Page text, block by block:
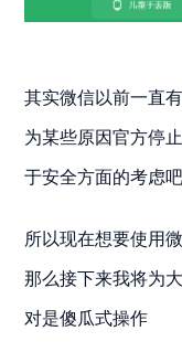
其实微信以前一直
为某些原因官方停
于安全方面的考虑
所以现在想要使用
那么接下来我将为
对是傻瓜式操作